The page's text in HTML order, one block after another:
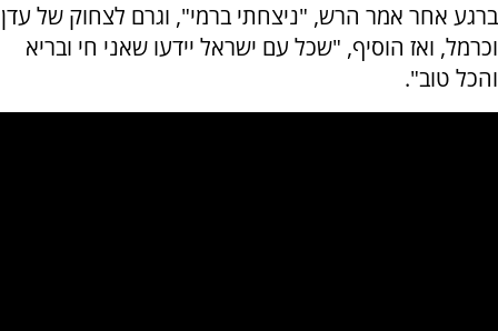
ברגע אחר אמר הרש, "ניצחתי ברמי", וגרם לצחוק של עדן
וכרמל, ואז הוסיף, "שכל עם ישראל יידעו שאני חי ובריא
והכל טוב".